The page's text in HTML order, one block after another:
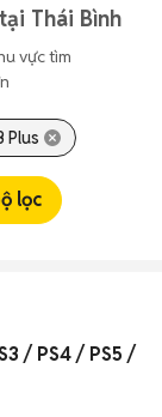
Thái Bình
vực tìm
Plus
lọc
/ PS4 / PS5 /